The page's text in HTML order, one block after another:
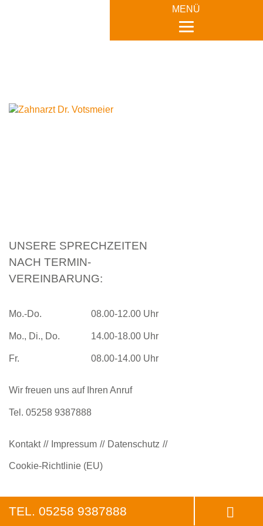
MENÜ
MENÜ
UNSERE SPRECHZEITEN
NACH TERMIN-
VEREINBARUNG:
Mo.-Do. 08.00-12.00 Uhr
Mo., Di., Do. 14.00-18.00 Uhr
Fr. 08.00-14.00 Uhr
Wir freuen uns auf Ihren Anruf
Tel. 05258 9387888
Kontakt Impressum Datenschutz
Cookie-Richtlinie (EU)
TEL. 05258 9387888